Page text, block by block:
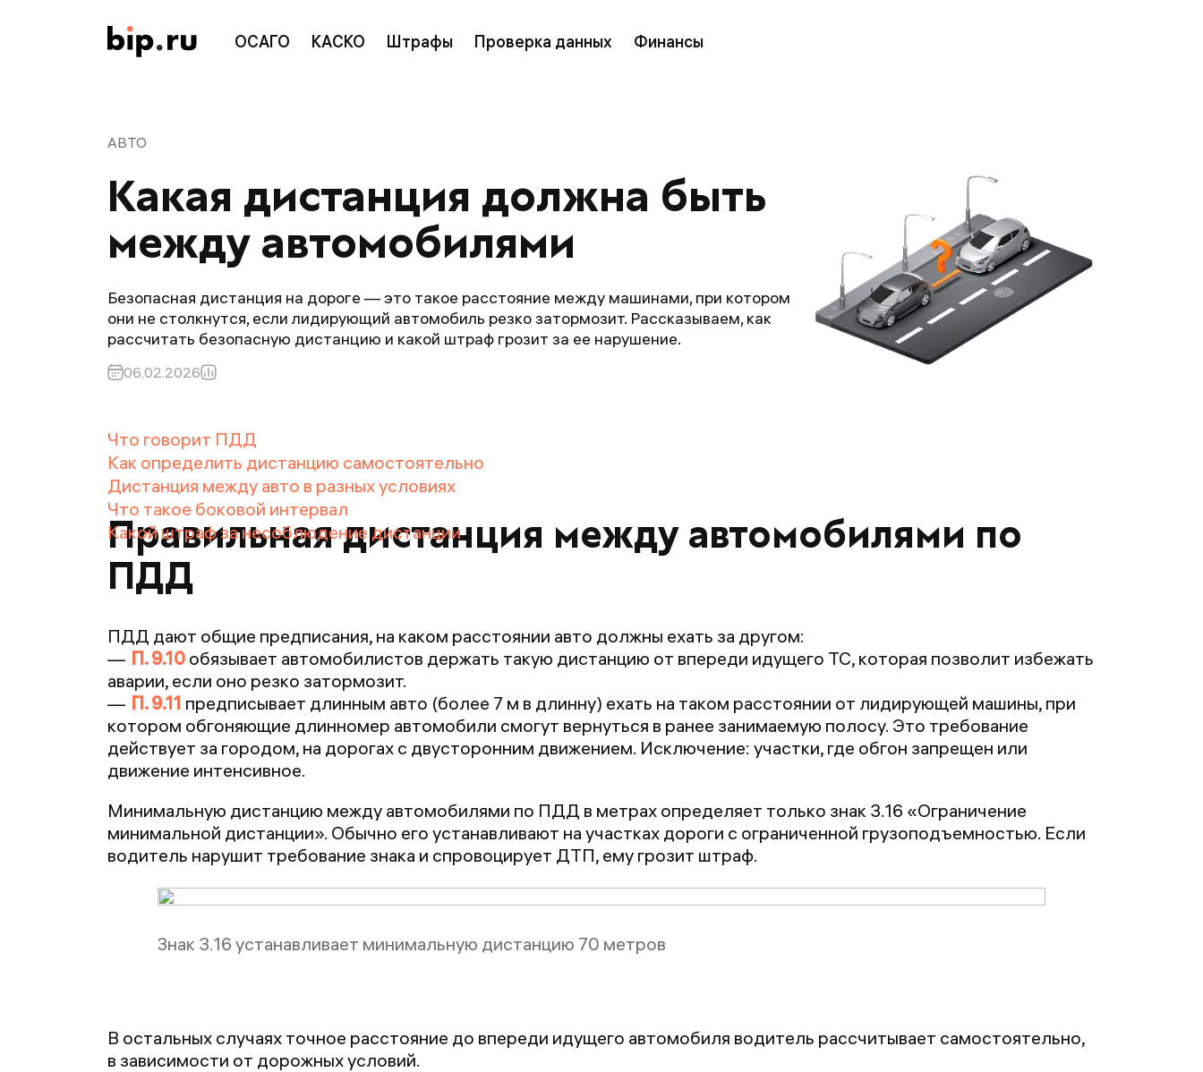
ОСАГО КАСКО Штрафы Проверка данных Финансы
АВТО
Какая дистанция должна быть
между автомобилями
Безопасная дистанция на дороге — это такое расстояние между машинами, при котором
они не столкнутся, если лидирующий автомобиль резко затормозит. Рассказываем, как
рассчитать безопасную дистанцию и какой штраф грозит за ее нарушение.
06.02.2026
Что говорит ПДД
Как определить дистанцию самостоятельно
Дистанция между авто в разных условиях
Что такое боковой интервал
Какой штраф за несоблюдение дистанции
Правильная дистанция между автомобилями по
ПДД
ПДД дают общие предписания, на каком расстоянии авто должны ехать за другом:
П. 9.10 обязывает автомобилистов держать такую дистанцию от впереди идущего ТС, которая позволит избежать
аварии, если оно резко затормозит.
П. 9.11 предписывает длинным авто (более 7 м в длинну) ехать на таком расстоянии от лидирующей машины, при
котором обгоняющие длинномер автомобили смогут вернуться в ранее занимаемую полосу. Это требование
действует за городом, на дорогах с двусторонним движением. Исключение: участки, где обгон запрещен или
движение интенсивное.
Минимальную дистанцию между автомобилями по ПДД в метрах определяет только знак 3.16 «Ограничение
минимальной дистанции». Обычно его устанавливают на участках дороги с ограниченной грузоподъемностью. Если
водитель нарушит требование знака и спровоцирует ДТП, ему грозит штраф.
Знак 3.16 устанавливает минимальную дистанцию 70 метров
В остальных случаях точное расстояние до впереди идущего автомобиля водитель рассчитывает самостоятельно,
в зависимости от дорожных условий.